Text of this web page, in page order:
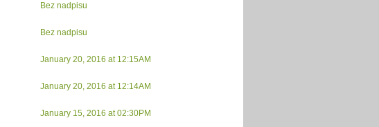
Bez nadpisu
Bez nadpisu
January 20, 2016 at 12:15AM
January 20, 2016 at 12:14AM
January 15, 2016 at 02:30PM